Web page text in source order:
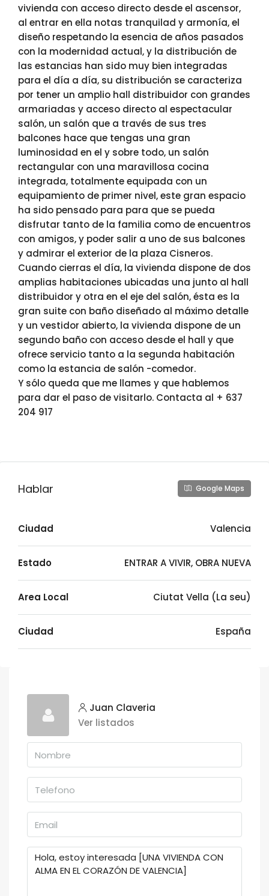
vivienda con acceso directo desde el ascensor,
al entrar en ella notas tranquilad y armonía, el
diseño respetando la esencia de años pasados
con la modernidad actual, y la distribución de
las estancias han sido muy bien integradas
para el día a día, su distribución se caracteriza
por tener un amplio hall distribuidor con grandes
armariadas y acceso directo al espectacular
salón, un salón que a través de sus tres
balcones hace que tengas una gran
luminosidad en el y sobre todo, un salón
rectangular con una maravillosa cocina
integrada, totalmente equipada con un
equipamiento de primer nivel, este gran espacio
ha sido pensado para para que se pueda
disfrutar tanto de la familia como de encuentros
con amigos, y poder salir a uno de sus balcones
y admirar el exterior de la plaza Cisneros.
Cuando cierras el día, la vivienda dispone de dos
amplias habitaciones ubicadas una junto al hall
distribuidor y otra en el eje del salón, ésta es la
gran suite con baño diseñado al máximo detalle
y un vestidor abierto, la vivienda dispone de un
segundo baño con acceso desde el hall y que
ofrece servicio tanto a la segunda habitación
como la estancia de salón -comedor.
Y sólo queda que me llames y que hablemos
para dar el paso de visitarlo. Contacta al + 637
204 917
Hablar Google Maps
Ciudad Valencia
Estado ENTRAR A VIVIR, OBRA NUEVA
Area Local Ciutat Vella (La seu)
Ciudad España
Juan Claveria
Ver listados